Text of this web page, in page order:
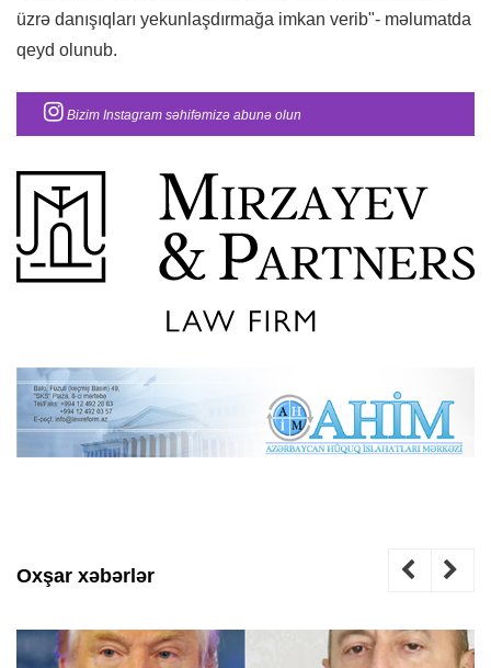
üzrə danışıqları yekunlaşdırmağa imkan verib"- məlumatda
qeyd olunub.
Bizim Instagram səhifəmizə abunə olun
Oxşar xəbərlər